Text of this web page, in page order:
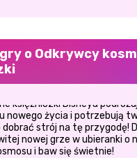
o Odkrywcy
księżniczki Disneya
nowego życia i potrzebują
strój na tę przygodę!
nowej grze w ubieranki o
i baw się świetnie!